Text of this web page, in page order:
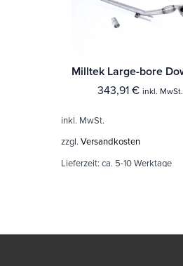
343,91 € inkl. MwSt.
inkl. MwSt.
zzgl. Versandkosten
Lieferzeit: ca. 5-10 Werktage